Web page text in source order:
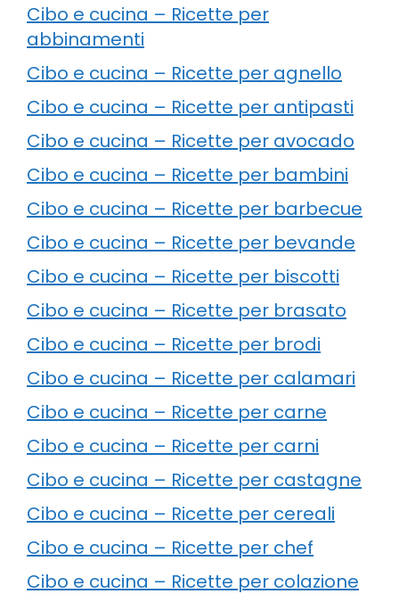
Cibo e cucina – Ricette per
abbinamenti
Cibo e cucina – Ricette per agnello
Cibo e cucina – Ricette per antipasti
Cibo e cucina – Ricette per avocado
Cibo e cucina – Ricette per bambini
Cibo e cucina – Ricette per barbecue
Cibo e cucina – Ricette per bevande
Cibo e cucina – Ricette per biscotti
Cibo e cucina – Ricette per brasato
Cibo e cucina – Ricette per brodi
Cibo e cucina – Ricette per calamari
Cibo e cucina – Ricette per carne
Cibo e cucina – Ricette per carni
Cibo e cucina – Ricette per castagne
Cibo e cucina – Ricette per cereali
Cibo e cucina – Ricette per chef
Cibo e cucina – Ricette per colazione